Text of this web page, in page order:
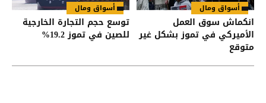
أسواق ومال
انكماش سوق العمل
الأميركي في تموز بشكل غير
متوقع
أسواق ومال
توسع حجم التجارة الخارجية
للصين في تموز 19.2%